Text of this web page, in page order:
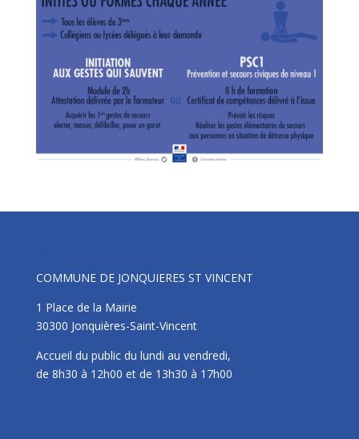
COMMUNE DE JONQUIERES ST VINCENT
1 Place de la Mairie
30300 Jonquières-Saint-Vincent
Accueil du public du lundi au vendredi,
de 8h30 à 12h00 et de 13h30 à 17h00